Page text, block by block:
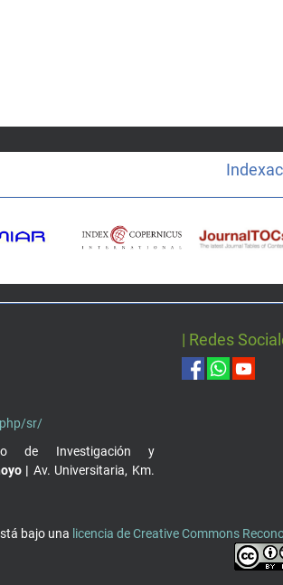
sr/
de Investigación y
| Av. Universitaria, Km.
| Redes
bajo una licencia de Creative Commons